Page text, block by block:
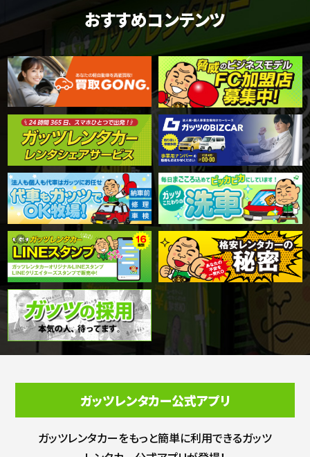
おすすめコンテンツ
ガッツレンタカー公式アプリ
ガッツレンタカーをもっと簡単に利用できるガッツ